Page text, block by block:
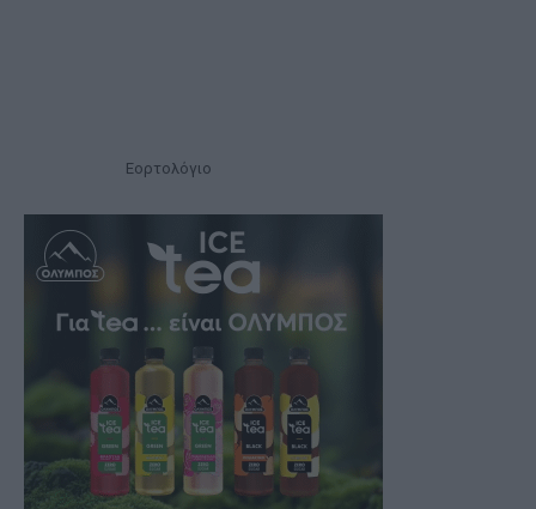
Εορτολόγιο